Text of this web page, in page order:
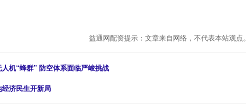
益通网配资提示：文章来自网络，不代表本站观点。
机“蜂群” 防空体系面临严峻挑战
济民生开新局